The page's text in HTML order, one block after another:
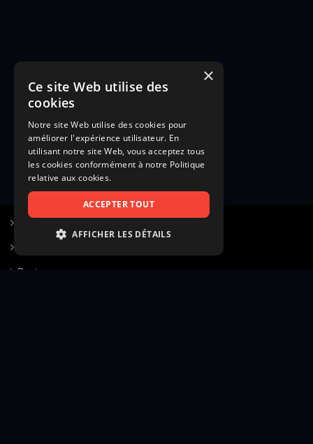
Poster une annonce
×
Ce site Web utilise des
cookies
Notre site Web utilise des cookies pour
améliorer l'expérience utilisateur. En
utilisant notre site Web, vous acceptez tous
les cookies conformément à notre Politique
relative aux cookies.
ACCEPTER TOUT
AFFICHER LES DÉTAILS